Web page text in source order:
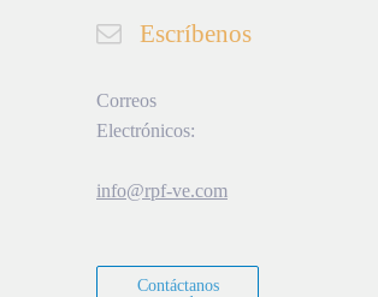
Escríbenos
Correos
Electrónicos:
info@rpf-ve.com
Contáctanos